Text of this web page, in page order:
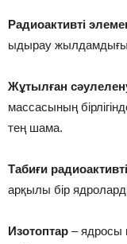
Ра­диоак­тив­ті
ыдырау
Жұ­тыл­ған
массасының
тең шама.
Та­би­ғи
арқылы бір
Изо­топ­тар – ядросы